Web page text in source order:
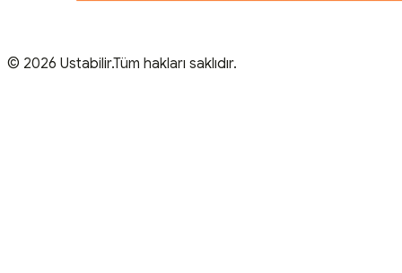
© 2026 Ustabilir.Tüm hakları saklıdır.